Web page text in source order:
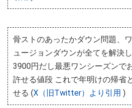
骨ストのあったかダウン問題、
ュージョンダウンが全てを解決
3900円だし最悪ワンシーズンで
許せる値段 これで年明けの帰省
せる (X（旧Twitter）より引用 )